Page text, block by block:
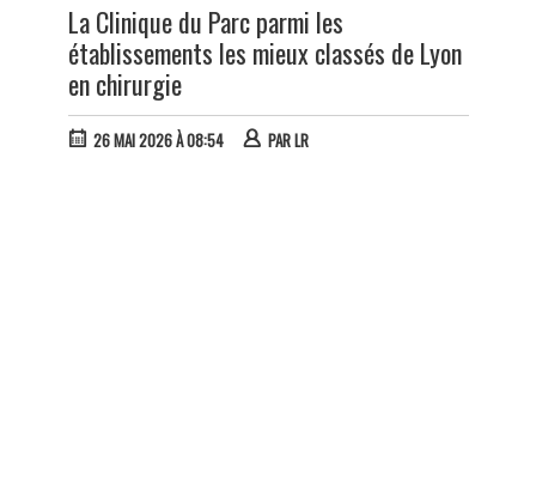
La Clinique du Parc parmi les
établissements les mieux classés de Lyon
en chirurgie
26 MAI 2026 À 08:54 PARLR